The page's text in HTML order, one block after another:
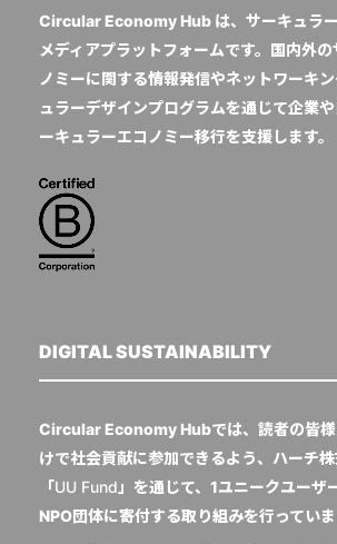
Circular Economy Hub は、サーキュラ
メディアプラットフォームです。国内外
ノミーに関する情報発信やネットワーキ
ュラーデザインプログラムを通じて企業
ーキュラーエコノミー移行を支援します。
DIGITAL SUSTAINABILITY
Circular Economy Hubでは、読者の皆様
けで社会貢献に参加できるよう、ハーチ
「UU Fund 」を通じて、1ユニークユーザ
NPO団体に寄付する取り組みを行っていま